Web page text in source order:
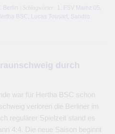
Berlin | Schlagwörter: 1. FSV Mainz 05
BSC Lucas Tousart Sandro
durch
war für Hertha BSC schon
verloren die Berliner im
regulärer Spielzeit stand es
4:4. Die neue Saison beginnt